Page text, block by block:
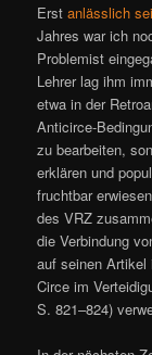
Erstanlässlich
Jahres war ich
Problemist
Lehrer lag ihm
etwa in der
Anticirce-
zu bearbeiten,
erklären und
fruchtbar
des VRZ
die Verbindung
auf seinen
Circe im
S. 821–824)